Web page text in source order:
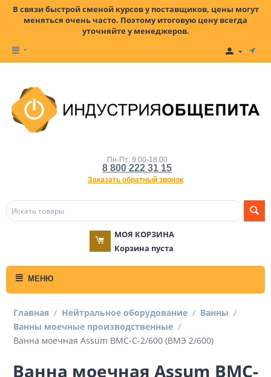
В связи быстрой сменой курсов у поставщиков, цены могут
меняться очень часто. Поэтому итоговую цену всегда
уточняйте у менеджеров.
Пн-Пт: 9:00-18:00
8 800 222 31 15
Заказать обратный звонок
МОЯ КОРЗИНА
Корзина пуста
МЕНЮ
Главная / Нейтральное оборудование / Ванны /
Ванны моечные производственные /
Ванна моечная Assum ВМС-С-2/600 (ВМЭ 2/600)
Ванна моечная Assum ВМС-